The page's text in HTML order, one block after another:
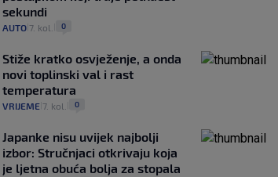
sekundi
AUTO 7. kol. 0
Stiže kratko osvježenje, a onda
novi toplinski val i rast
temperatura
VRIJEME 7. kol. 0
Japanke nisu uvijek najbolji
izbor: Stručnjaci otkrivaju koja
je ljetna obuća bolja za stopala